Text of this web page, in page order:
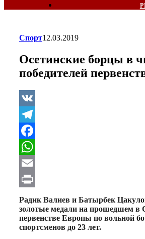
Спорт12.03.2019
Осетинские борцы в
победителей
VK
Telegram
Facebook
WhatsApp
Email
Print
Радик Валиев и Батырбек
золотые медали на прошедшем в
первенстве Европы по вольной
спортсменов до 23 лет.